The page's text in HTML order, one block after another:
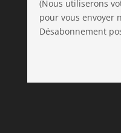
(Nous utiliserons
pour vous envoyer
Désabonnement